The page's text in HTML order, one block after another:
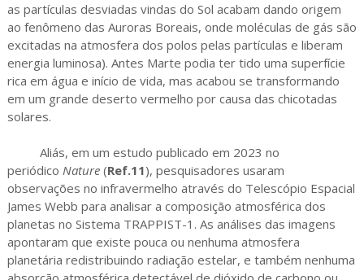
as partículas desviadas vindas do Sol acabam dando origem
ao fenômeno das Auroras Boreais, onde moléculas de gás são
excitadas na atmosfera dos polos pelas partículas e liberam
energia luminosa). Antes Marte podia ter tido uma superfície
rica em água e início de vida, mas acabou se transformando
em um grande deserto vermelho por causa das chicotadas
solares.
Aliás, em um estudo publicado em 2023 no
periódico Nature(Ref.11), pesquisadores usaram
observações no infravermelho através do Telescópio Espacial
James Webb para analisar a composição atmosférica dos
planetas no Sistema TRAPPIST-1. As análises das imagens
apontaram que existe pouca ou nenhuma atmosfera
planetária redistribuindo radiação estelar, e também nenhuma